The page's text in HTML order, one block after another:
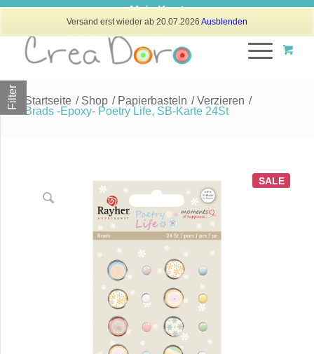
Mein Konto
Startseite / Shop / Papierbasteln / Verzieren /
Brads -Epoxy- Poetry Life, SB-Karte 24St
SALE
Filter
Versand erst wieder ab 20.07.2026 Ausblenden